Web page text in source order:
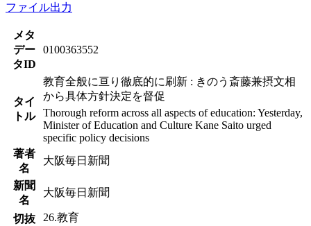
ファイル出力
メタ
デー
タID
0100363552
タイ
トル
教育全般に亘り徹底的に刷新 : きのう斎藤兼摂文相
から具体方針決定を督促
Thorough reform across all aspects of education: Yesterday,
Minister of Education and Culture Kane Saito urged
specific policy decisions
著者
名
大阪毎日新聞
新聞
名
大阪毎日新聞
切抜
26.教育